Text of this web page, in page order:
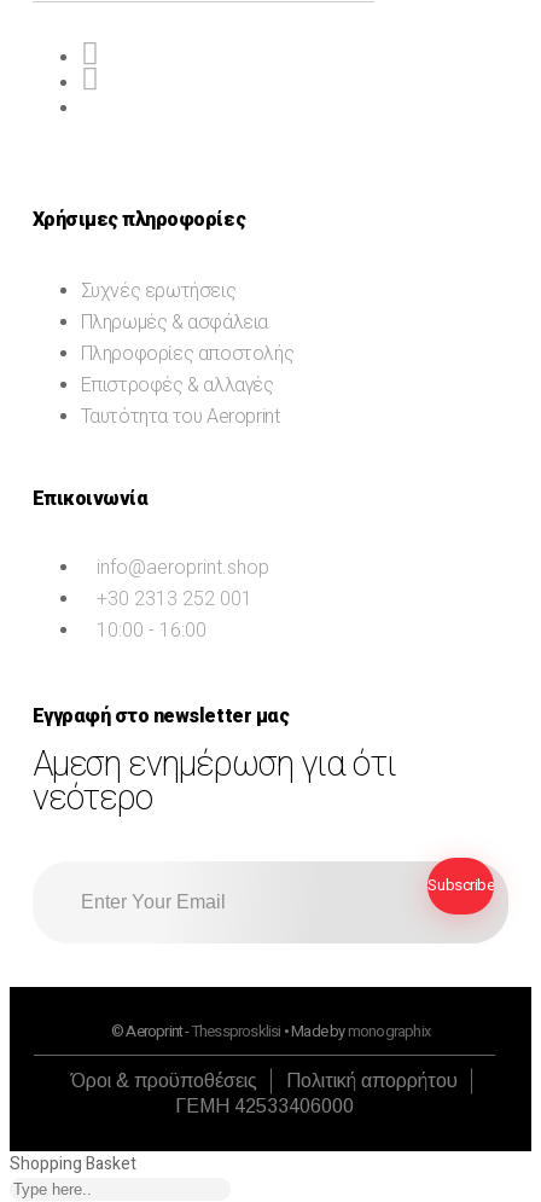
Χρήσιμες πληροφορίες
Συχνές ερωτήσεις
Πληρωμές & ασφάλεια
Πληροφορίες αποστολής
Επιστροφές & αλλαγές
Ταυτότητα του Aeroprint
Επικοινωνία
info@aeroprint.shop
+30 2313 252 001
10:00 - 16:00
Εγγραφή στο newsletter μας
Αμεση ενημέρωση για ότι
νεότερο
© Aeroprint -Thessprosklisi • Made bymonographix
Όροι & προϋποθέσεις
Πολιτική απορρήτου
ΓΕΜΗ 42533406000
Shopping Basket